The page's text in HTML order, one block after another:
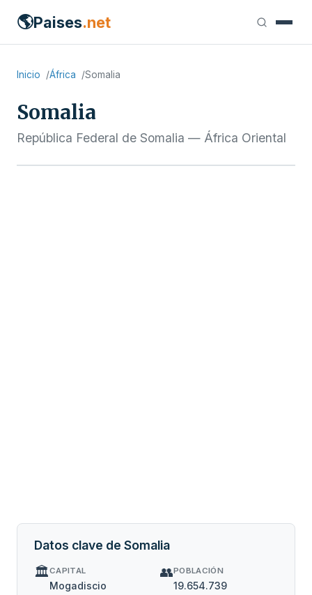
🌎Paises.net
Inicio África Somalia
Somalia
República Federal de Somalia — África Oriental
Datos clave de Somalia
🏛️CAPITAL
Mogadiscio
👥POBLACIÓN
19.654.739